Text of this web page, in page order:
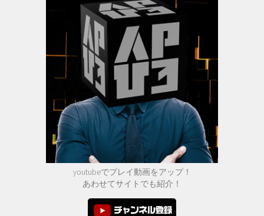
youtubeでプレイ動画をアップ！
あわせてサイトでも紹介！